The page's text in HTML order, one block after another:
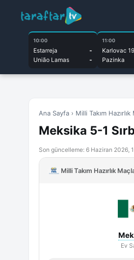
10:00
Estarreja
-
União Lamas
-
11:00
Karlovac
Pazinka
Ana Sayfa › Milli Takım Hazırlık
Meksika 5-1
Son güncelleme: 6 Haziran 2026,
Milli Takım Hazırlık
Ev